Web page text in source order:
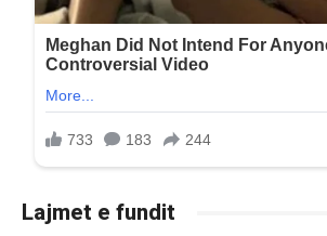
Lajmet e fundit